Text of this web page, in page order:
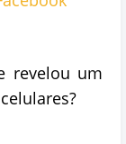
revelou um